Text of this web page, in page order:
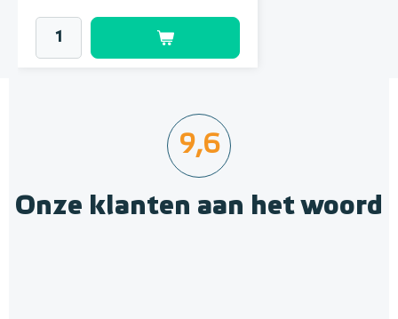
9,6
Onze klanten aan het woord